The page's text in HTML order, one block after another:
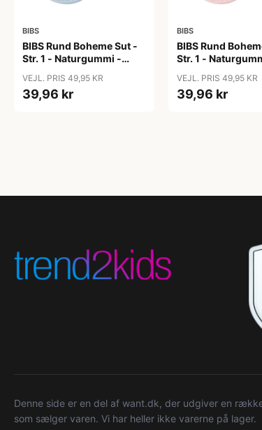
BIBS
BIBS Rund Boheme Sut -
Str. 1 - Naturgummi -
VEJL. PRIS 49,95 KR
39,96 kr
BIBS
BIBS Rund
Str. 1 -
VEJL. PRIS 49,95 KR
39,96 kr
Denne side er en del af want.dk, der udgiver en
som sælger varen. Vi har heller ikke varerne på lager.